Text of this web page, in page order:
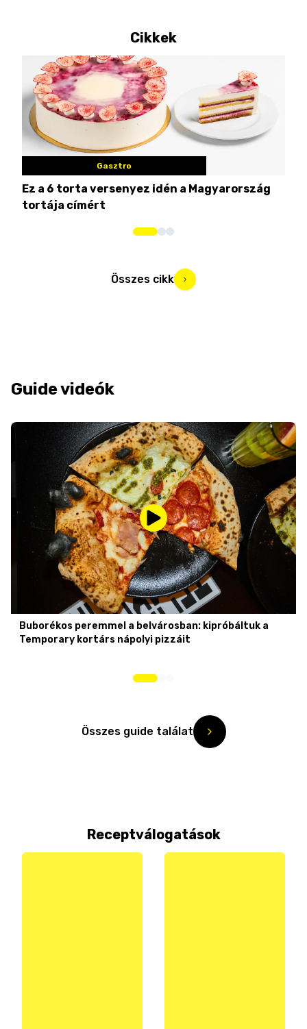
Cikkek
Gasztro
Ez a 6 torta versenyez idén a Magyarország
tortája címért
Összes cikk
Guide videók
Buborékos peremmel a belvárosban: kipróbáltuk a
Temporary kortárs nápolyi pizzáit
Összes guide találat
Receptválogatások